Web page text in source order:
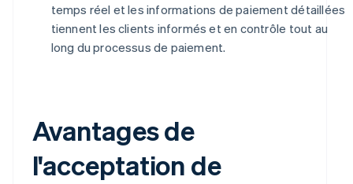
temps réel et les informations de paiement détaillées
tiennent les clients informés et en contrôle tout au
long du processus de paiement.
Avantages de
l'acceptation de